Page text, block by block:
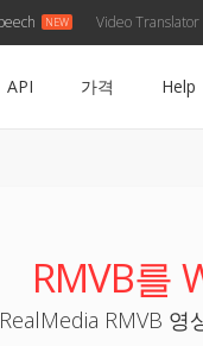
Video Translator
API 가격 Help
RMVB를
RealMedia RMVB 영